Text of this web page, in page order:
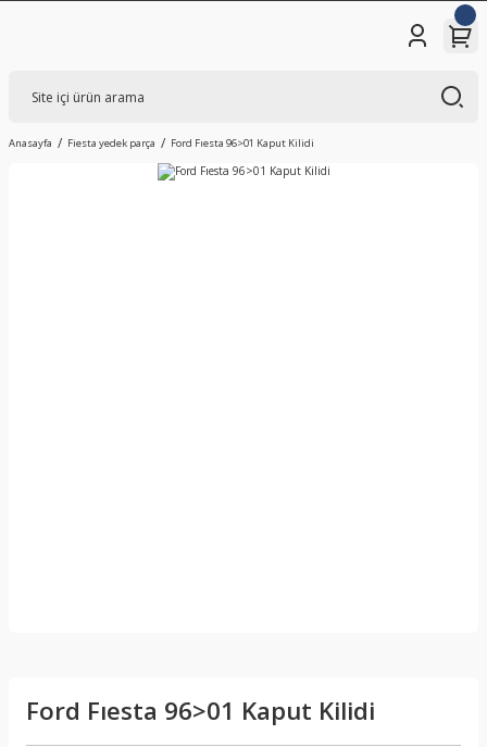
Anasayfa Fiesta yedek parça Ford Fıesta 96>01 Kaput Kilidi
Ford Fıesta 96>01 Kaput Kilidi